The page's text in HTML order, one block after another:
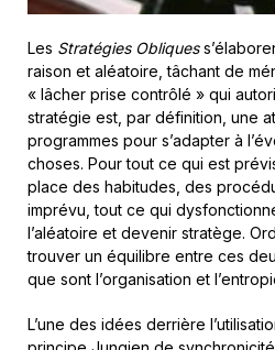
Les Stratégies Obliques
raison et aléatoire, tâchant de
« lâcher prise contrôlé » qui
stratégie est, par définition, une
programmes pour s’adapter à
choses. Pour tout ce qui est
place des habitudes, des
imprévu, tout ce qui
l’aléatoire et devenir stratège.
trouver un équilibre entre ces
que sont l’organisation et
L’une des idées derrière